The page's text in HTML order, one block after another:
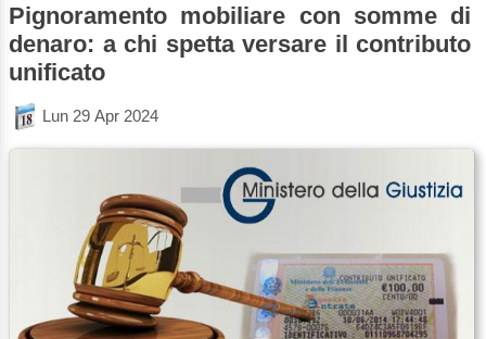
Pignoramento mobiliare con somme di
denaro: a chi spetta versare il contributo
unificato
Lun 29 Apr 2024